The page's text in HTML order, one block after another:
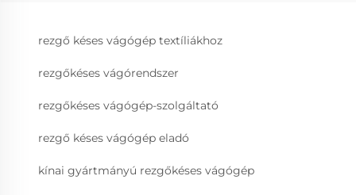
rezgő késes vágógép textíliákhoz
rezgőkéses vágórendszer
rezgőkéses vágógép-szolgáltató
rezgő késes vágógép eladó
kínai gyártmányú rezgőkéses vágógép